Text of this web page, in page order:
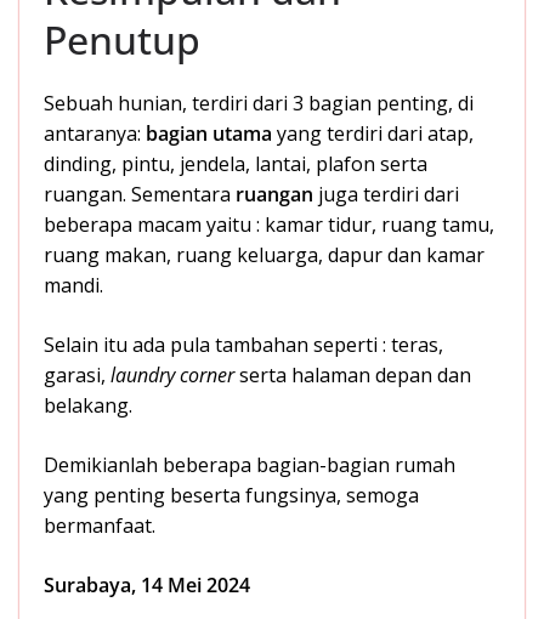
Penutup
Sebuah hunian, terdiri dari 3 bagian penting, di
antaranya: bagian utama yang terdiri dari atap,
dinding, pintu, jendela, lantai, plafon serta
ruangan. Sementara ruangan juga terdiri dari
beberapa macam yaitu : kamar tidur, ruang tamu,
ruang makan, ruang keluarga, dapur dan kamar
mandi.
Selain itu ada pula tambahan seperti : teras,
garasi, laundry cornerserta halaman depan dan
belakang.
Demikianlah beberapa bagian-bagian rumah
yang penting beserta fungsinya, semoga
bermanfaat.
Surabaya, 14 Mei 2024